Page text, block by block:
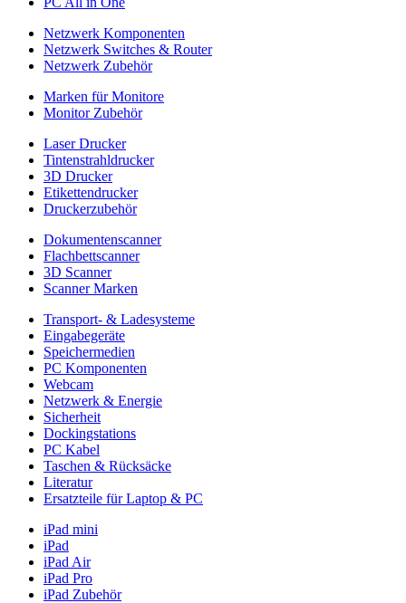
Netzwerk Komponenten
Netzwerk Switches & Router
Netzwerk Zubehör
Marken für Monitore
Monitor Zubehör
Laser Drucker
Tintenstrahldrucker
3D Drucker
Etikettendrucker
Druckerzubehör
Dokumentenscanner
Flachbettscanner
3D Scanner
Scanner Marken
Transport- & Ladesysteme
Eingabegeräte
Speichermedien
PC Komponenten
Webcam
Netzwerk & Energie
Sicherheit
Dockingstations
PC Kabel
Taschen & Rücksäcke
Literatur
Ersatzteile für Laptop & PC
iPad mini
iPad
iPad Air
iPad Pro
iPad Zubehör